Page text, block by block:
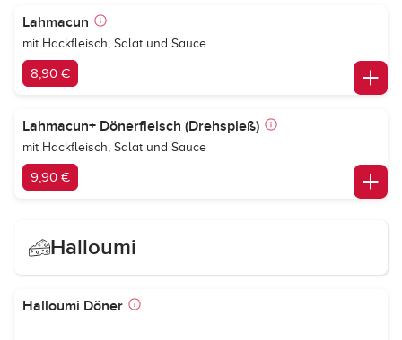
Lahmacun
mit Hackfleisch, Salat und Sauce
8,90 €
Lahmacun+ Dönerfleisch (Drehspieß)
mit Hackfleisch, Salat und Sauce
9,90 €
Halloumi
Halloumi Döner